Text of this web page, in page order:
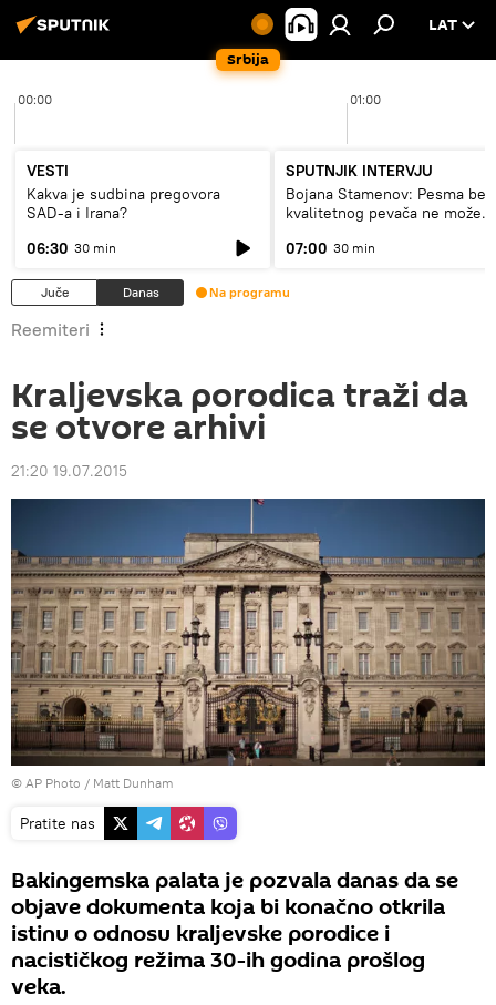
Srbija
LAT
00:00 01:00
VESTI
Kakva je sudbina pregovora
SAD-a i Irana?
06:30 30 min
SPUTNJIK INTERVJU
Bojana Stamenov: Pesma bez
kvalitetnog pevača ne može
07:00 30 min
Juče Danas Na programu
Reemiteri
Kraljevska porodica traži da
se otvore arhivi
21:20 19.07.2015
© AP Photo / Matt Dunham
Pratite nas
Bakingemska palata je pozvala danas da se
objave dokumenta koja bi konačno otkrila
istinu o odnosu kraljevske porodice i
nacističkog režima 30-ih godina prošlog
veka.